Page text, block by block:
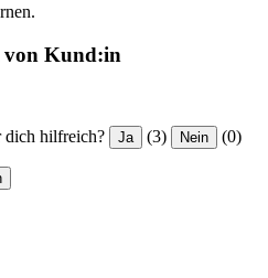
von Kund:in
dich hilfreich? Ja (3) Nein (0)